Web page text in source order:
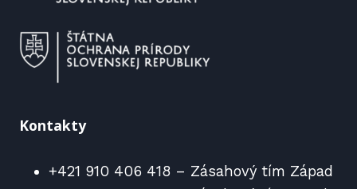
Kontakty
+421 910 406 418 – Zásahový tím Západ